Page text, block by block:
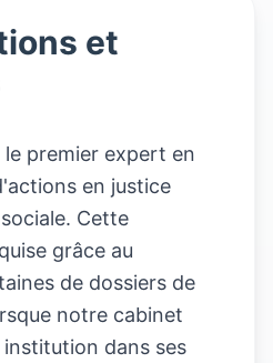
et
le premier expert en
en justice
Cette
grâce au
de dossiers de
notre cabinet
dans ses